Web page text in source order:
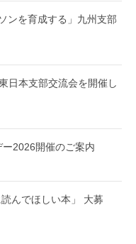
ンを育成する」九州支部
日本支部交流会を開催し
ー2026開催のご案内
んでほしい本」 大募